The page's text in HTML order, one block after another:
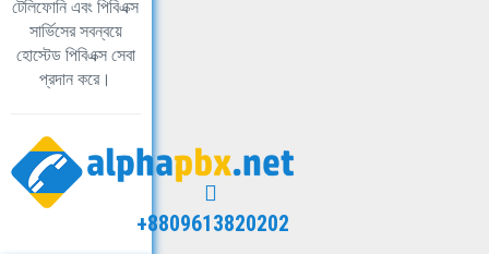
টেলিফোনি এবং পিবিএক্স
সার্ভিসের সবন্বয়ে
হোস্টেড পিবিএক্স সেবা
প্রদান করে।
+8809613820202